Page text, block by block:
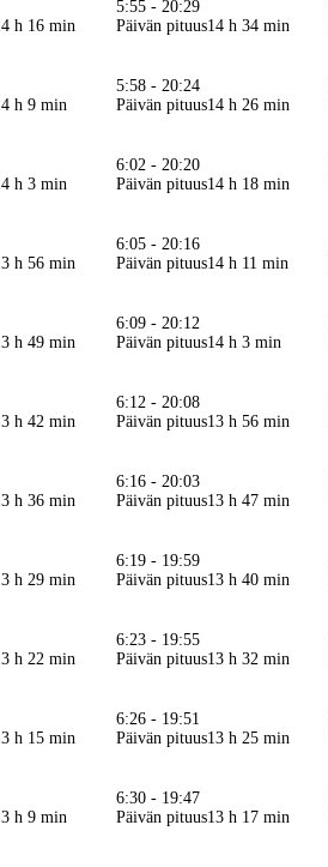
h 16 min
5:55 - 20:29
Päivän pituus14 h 34 min
h 9 min
5:58 - 20:24
Päivän pituus14 h 26 min
h 3 min
6:02 - 20:20
Päivän pituus14 h 18 min
h 56 min
6:05 - 20:16
Päivän pituus14 h 11 min
h 49 min
6:09 - 20:12
Päivän pituus14 h 3 min
h 42 min
6:12 - 20:08
Päivän pituus13 h 56 min
h 36 min
6:16 - 20:03
Päivän pituus13 h 47 min
h 29 min
6:19 - 19:59
Päivän pituus13 h 40 min
h 22 min
6:23 - 19:55
Päivän pituus13 h 32 min
h 15 min
6:26 - 19:51
Päivän pituus13 h 25 min
h 9 min
6:30 - 19:47
Päivän pituus13 h 17 min